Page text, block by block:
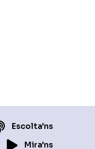
Escolta'ns
Mira'ns